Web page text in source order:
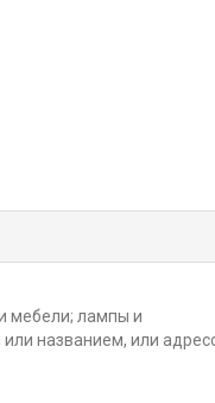
мебели; лампы и
названием, или